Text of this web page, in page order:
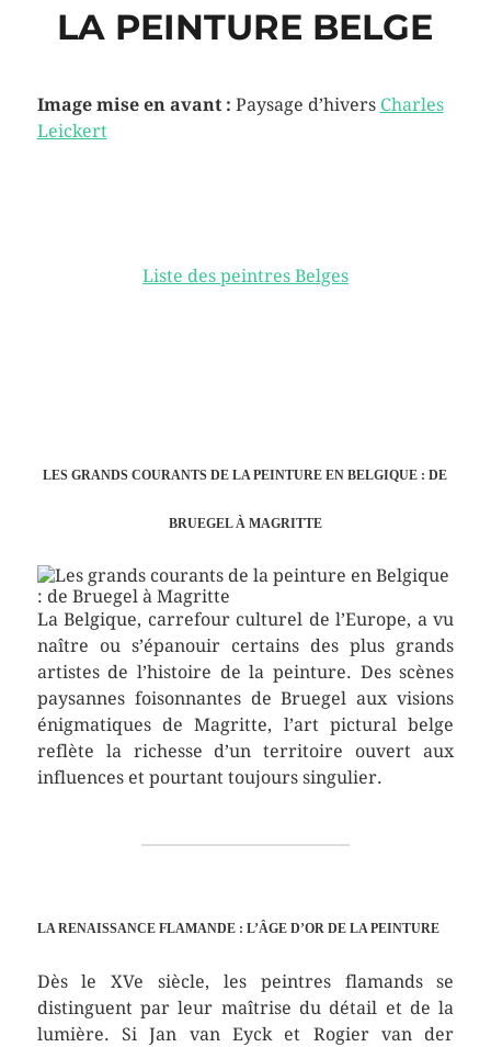
LA PEINTURE BELGE
Image mise en avant : Paysage d’hivers Charles
Leickert
Liste des peintres Belges
LES GRANDS COURANTS DE LA PEINTURE EN BELGIQUE : DE
BRUEGEL À MAGRITTE
La Belgique, carrefour culturel de l’Europe, a vu
naître ou s’épanouir certains des plus grands
artistes de l’histoire de la peinture. Des scènes
paysannes foisonnantes de Bruegel aux visions
énigmatiques de Magritte, l’art pictural belge
reflète la richesse d’un territoire ouvert aux
influences et pourtant toujours singulier.
LA RENAISSANCE FLAMANDE : L’ÂGE D’OR DE LA PEINTURE
Dès le XVe siècle, les peintres flamands se
distinguent par leur maîtrise du détail et de la
lumière. Si Jan van Eyck et Rogier van der